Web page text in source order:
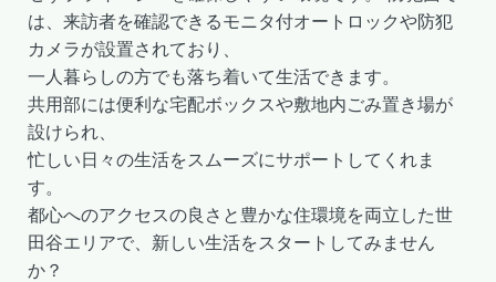
は、来訪者を確認できるモニタ付オートロックや防犯
カメラが設置されており、
一人暮らしの方でも落ち着いて生活できます。
共用部には便利な宅配ボックスや敷地内ごみ置き場が
設けられ、
忙しい日々の生活をスムーズにサポートしてくれま
す。
都心へのアクセスの良さと豊かな住環境を両立した世
田谷エリアで、新しい生活をスタートしてみません
か？